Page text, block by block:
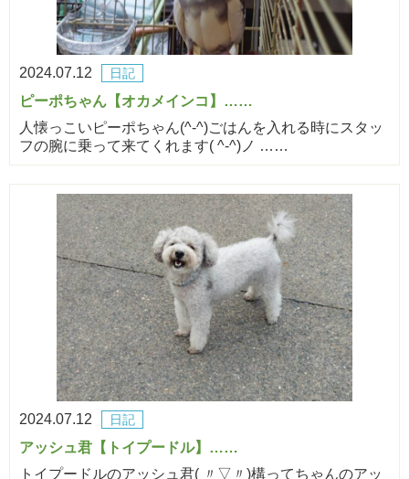
2024.07.12 日記
ピーポちゃん【オカメインコ】……
人懐っこいピーポちゃん(^-^)ごはんを入れる時にスタッ
フの腕に乗って来てくれます( ^-^)ノ ……
2024.07.12 日記
アッシュ君【トイプードル】……
トイプードルのアッシュ君( 〃▽〃)構ってちゃんのアッ